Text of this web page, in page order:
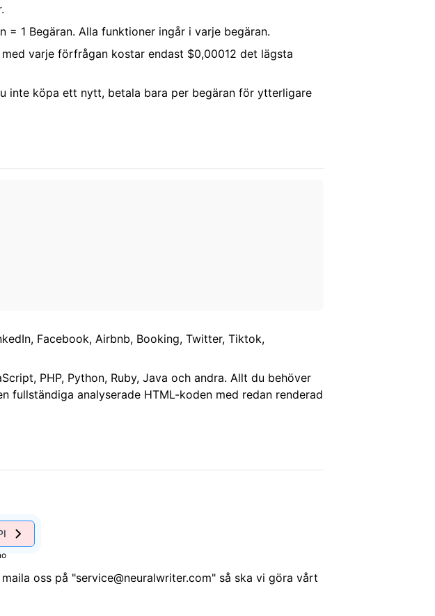
= 1 Begäran. Alla funktioner ingår i varje begäran.
varje förfrågan kostar endast $0,00012 det lägsta
inte köpa ett nytt, betala bara per begäran för ytterligare
Facebook, Airbnb, Booking, Twitter, Tiktok,
PHP, Python, Ruby, Java och andra. Allt du behöver
analyserade HTML-koden med redan renderad
oss på "service@neuralwriter.com" så ska vi göra vårt